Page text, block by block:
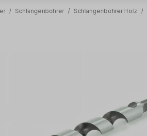
/ Schlangenbohrer / Schlangenbohrer Holz /